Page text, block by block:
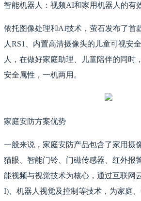
智能机器人：视频AI和家用机器人的有
依托图像处理和AI技术，萤石发布了首
人RS1、内置高清摄像头的儿童可视安
人，在做好家庭助理、儿童陪伴的同时
安全属性，一机两用。
家庭安防方案优势
一般来说，家庭安防产品包含了家用摄
猫眼、智能门铃、门磁传感器、红外报
能视频与视觉技术为核心，通过互联网
I)、机器人视觉及控制等技术，为家庭